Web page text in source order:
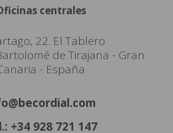
centrales
22. El Tablero
de Tirajana - Gran
- España
+34 928 721 147